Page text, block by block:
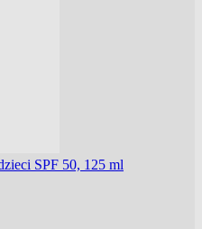
SPF 50, 125 ml